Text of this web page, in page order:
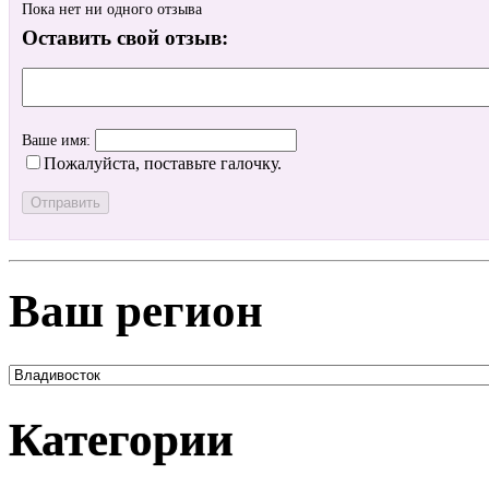
Пока нет ни одного отзыва
Оставить свой отзыв:
Ваше имя:
Пожалуйста, поставьте галочку.
Ваш регион
Категории